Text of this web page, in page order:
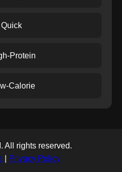
Quick
Protein
Calorie
All rights reserved.
Privacy Policy